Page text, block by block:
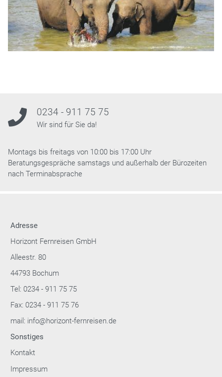
0234 - 911 75 75
Wir sind für Sie da!
Montags bis freitags von 10:00 bis 17:00 Uhr
Beratungsgespräche samstags und außerhalb der Bürozeiten
nach Terminabsprache
Adresse
Horizont Fernreisen GmbH
Alleestr. 80
44793 Bochum
Tel: 0234 - 911 75 75
Fax: 0234 - 911 75 76
mail: info@horizont-fernreisen.de
Sonstiges
Kontakt
Impressum